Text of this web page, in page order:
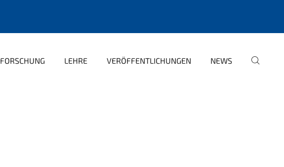
FORSCHUNG LEHRE VERÖFFENTLICHUNGEN NEWS